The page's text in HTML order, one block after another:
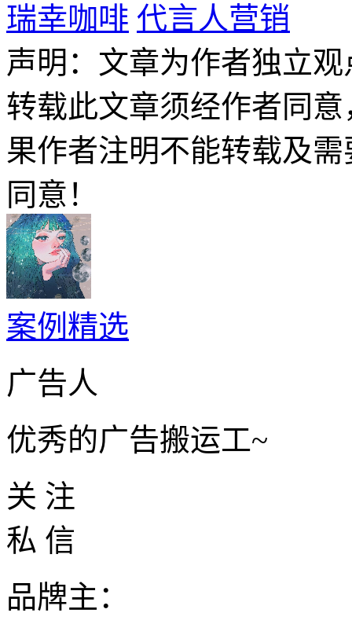
瑞幸咖啡 代言人营销
声明：文章为作者独立
转载此文章须经作者同
果作者注明不能转载及
同意！
案例精选
广告人
优秀的广告搬运工~
关 注
私 信
品牌主：